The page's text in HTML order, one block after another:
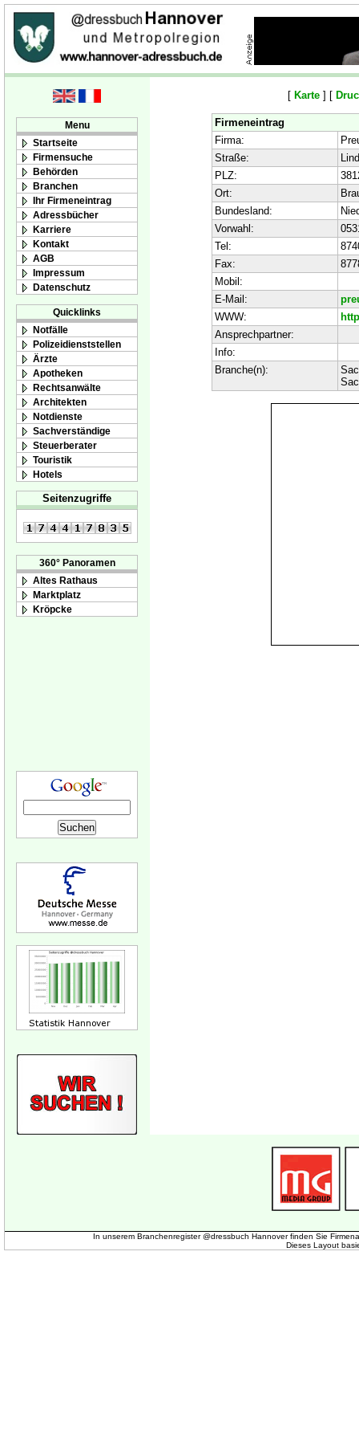
Menu
Startseite
Firmensuche
Behörden
Branchen
Ihr Firmeneintrag
Adressbücher
Karriere
Kontakt
AGB
Impressum
Datenschutz
Quicklinks
Notfälle
Polizeidienststellen
Ärzte
Apotheken
Rechtsanwälte
Architekten
Notdienste
Sachverständige
Steuerberater
Touristik
Hotels
Seitenzugriffe
360° Panoramen
Altes Rathaus
Marktplatz
Kröpcke
[ Karte ] [
Firmeneintrag
Firma:
Straße:
PLZ:
Ort:
Bundesland:
Vorwahl:
Tel:
Fax:
Mobil:
E-Mail:
WWW:
Ansprechpartner:
Info:
Branche(n):
In unserem Branchenregister @dressbuch Hannover finden Sie
Dieses Layout